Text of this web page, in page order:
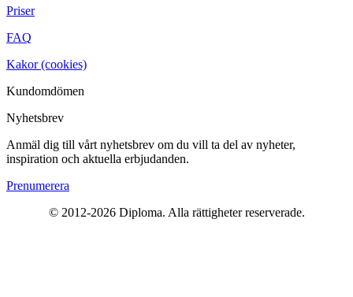
Priser
FAQ
Kakor (cookies)
Kundomdömen
Nyhetsbrev
Anmäl dig till vårt nyhetsbrev om du vill ta del av nyheter,
inspiration och aktuella erbjudanden.
Prenumerera
© 2012-2026 Diploma. Alla rättigheter reserverade.